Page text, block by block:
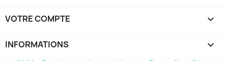
VOTRE COMPTE 
INFORMATIONS keyboard_arrow_down